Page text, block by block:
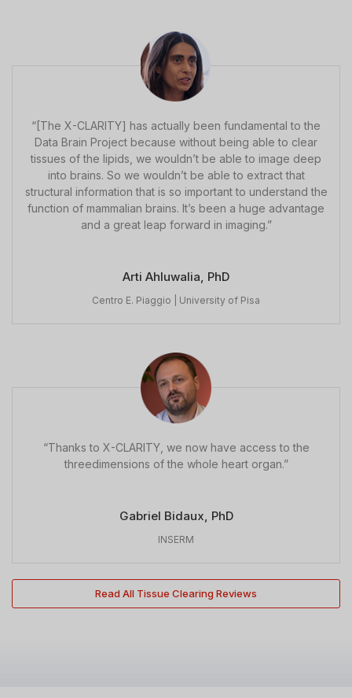
“[The X-CLARITY] has actually been fundamental to the
Data Brain Project because without being able to clear
tissues of the lipids, we wouldn’t be able to image deep
into brains. So we wouldn’t be able to extract that
structural information that is so important to understand the
function of mammalian brains. It’s been a huge advantage
and a great leap forward in imaging.”
Arti Ahluwalia, PhD
Centro E. Piaggio | University of Pisa
“Thanks to X-CLARITY, we now have access to the
threedimensions of the whole heart organ.”
Gabriel Bidaux, PhD
INSERM
Read All Tissue Clearing Reviews